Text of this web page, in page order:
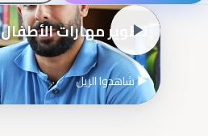
تطوير مهارات الأطفال
▶ شاهدوا الريل